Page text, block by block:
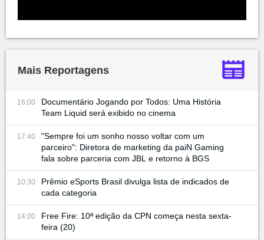
Mais Reportagens
16:00
Documentário Jogando por Todos: Uma História
Team Liquid será exibido no cinema
17:40
"Sempre foi um sonho nosso voltar com um
parceiro": Diretora de marketing da paiN Gaming
fala sobre parceria com JBL e retorno à BGS
10:30
Prêmio eSports Brasil divulga lista de indicados de
cada categoria
14:00
Free Fire: 10ª edição da CPN começa nesta sexta-
feira (20)